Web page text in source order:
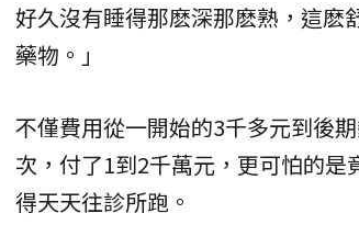
好久沒有睡得那麽深那麽熟，這麽
藥物。」
不僅費用從一開始的3千多元到後
次，付了1到2千萬元，更可怕的
得天天往診所跑。